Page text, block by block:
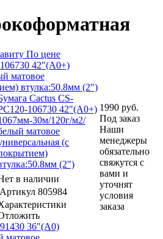
По цене
42"(A0+)
матовое
втулка:50.8мм (2")
Cactus CS-
106730 42"(A0+)
30м/120г/м2/
матовое
(с
(2")
в наличии
Артикул 805984
1990 руб.
Под заказ
Наши
менеджеры
обязательно
свяжутся с
вами и
уточнят
условия
заказа
36"(A0)